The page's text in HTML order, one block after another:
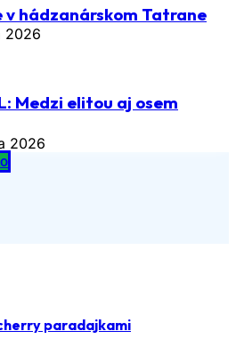
v hádzanárskom Tatrane
2026
Medzi elitou aj osem
2026
paradajkami